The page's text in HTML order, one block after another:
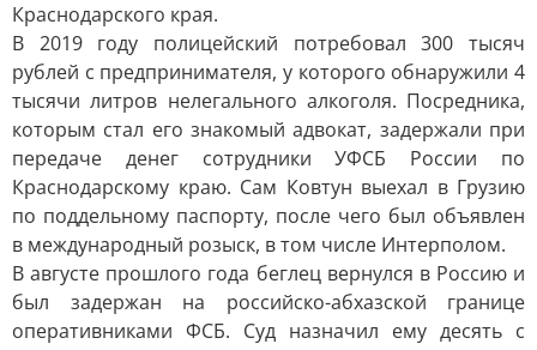
Краснодарского края.
В 2019 году полицейский потребовал 300 тысяч
рублей с предпринимателя, у которого обнаружили 4
тысячи литров нелегального алкоголя. Посредника,
которым стал его знакомый адвокат, задержали при
передаче денег сотрудники УФСБ России по
Краснодарскому краю. Сам Ковтун выехал в Грузию
по поддельному паспорту, после чего был объявлен
в международный розыск, в том числе Интерполом.
В августе прошлого года беглец вернулся в Россию и
был задержан на российско-абхазской границе
оперативниками ФСБ. Суд назначил ему десять с